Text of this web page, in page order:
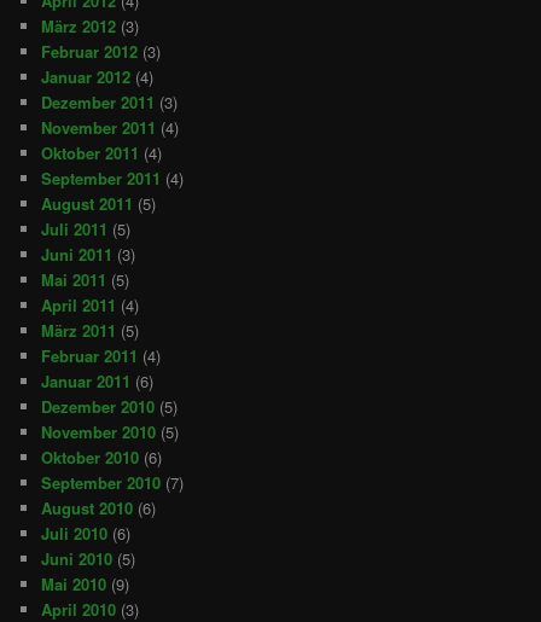
März 2012 (3)
Februar 2012 (3)
Januar 2012 (4)
Dezember 2011 (3)
November 2011 (4)
Oktober 2011 (4)
September 2011 (4)
August 2011 (5)
Juli 2011 (5)
Juni 2011 (3)
Mai 2011 (5)
April 2011 (4)
März 2011 (5)
Februar 2011 (4)
Januar 2011 (6)
Dezember 2010 (5)
November 2010 (5)
Oktober 2010 (6)
September 2010 (7)
August 2010 (6)
Juli 2010 (6)
Juni 2010 (5)
Mai 2010 (9)
April 2010 (3)